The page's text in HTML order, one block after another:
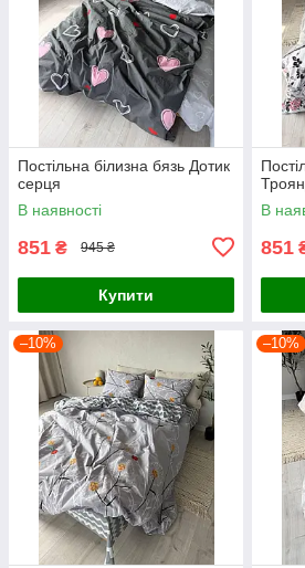
Постільна білизна бязь Дотик
серця
В наявності
851 ₴ 945 ₴
Купити
В
851
–10% –10%